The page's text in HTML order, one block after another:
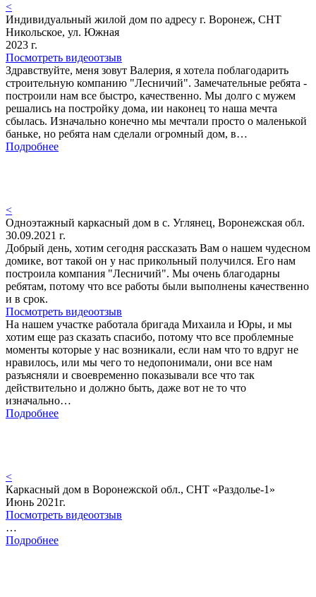
<
Индивидуальный жилой дом по адресу г. Воронеж, СНТ
Никольское, ул. Южная
2023 г.
Посмотреть видеоотзыв
Здравствуйте, меня зовут Валерия, я хотела поблагодарить
строительную компанию "Лесничий". Замечательные ребята -
построили нам все быстро, качественно. Мы долго с мужем
решались на постройку дома, ии наконец то наша мечта
сбылась. Изначально конечно мы мечтали просто о маленькой
баньке, но ребята нам сделали огромный дом, в…
Подробнее
<
Одноэтажный каркасный дом в с. Углянец, Воронежская обл.
30.09.2021 г.
Добрый день, хотим сегодня рассказать Вам о нашем чудесном
домике, вот такой он у нас прикольный получился. Его нам
построила компания "Лесничий". Мы очень благодарны
ребятам, потому что все работы были выполнены качественно
и в срок.
Посмотреть видеоотзыв
На нашем участке работала бригада Михаила и Юры, и мы
хотим еще раз сказать спасибо, потому что все проблемные
моменты которые у нас возникали, если нам что то вдруг не
нравилось, или мы чего то недопонимали, они все нам
разъясняли и своевременно показывали все что так
действительно и должно быть, даже вот не то что
изначально…
Подробнее
<
Каркасный дом в Воронежской обл., СНТ «Раздолье-1»
Июнь 2021г.
Посмотреть видеоотзыв
…
Подробнее